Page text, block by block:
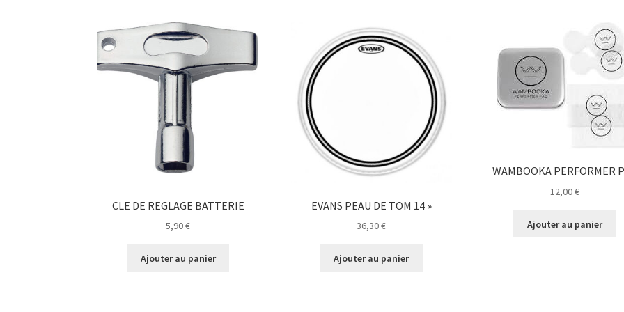
CLE DE REGLAGE BATTERIE
5,90€
Ajouter au panier
EVANS PEAU DE TOM 14 »
36,30€
Ajouter au panier
WAMBOOKA PERFORMER
12,00€
Ajouter au panier